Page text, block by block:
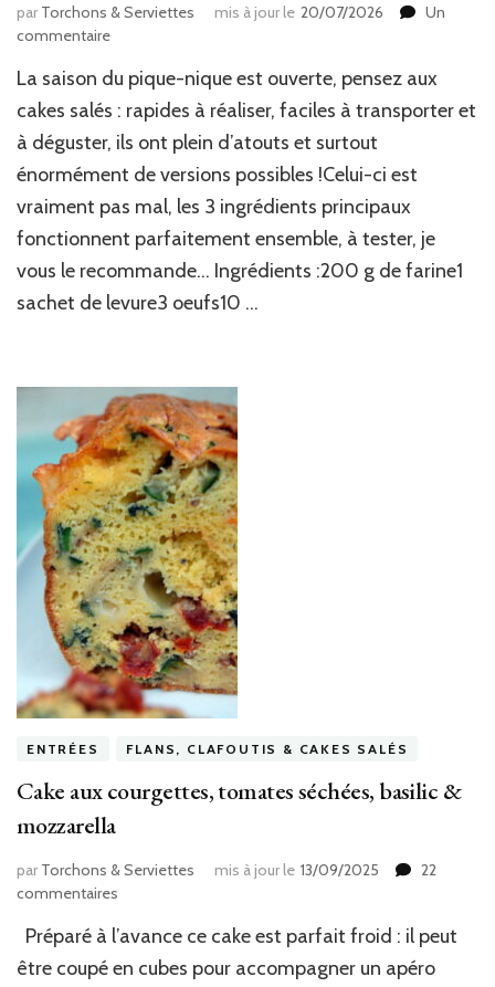
par Torchons & Serviettes mis à jour le 20/07/2026
Un
commentairesur
chèvre,
épinards
lardons
La saison du pique-nique est ouverte, pensez aux
cakes salés : rapides à réaliser, faciles à transporter et
à déguster, ils ont plein d’atouts et surtout
énormément de versions possibles !Celui-ci est
vraiment pas mal, les 3 ingrédients principaux
fonctionnent parfaitement ensemble, à tester, je
vous le recommande… Ingrédients :200 g de farine1
sachet de levure3 oeufs10 …
ENTRÉES FLANS, CLAFOUTIS & CAKES SALÉS
Cake aux courgettes, tomates séchées, basilic &
mozzarella
par Torchons & Serviettes mis à jour le 13/09/2025
22
commentaires
aux
courgettes,
Préparé à l’avance ce cake est parfait froid : il peut
être coupé en cubes pour accompagner un apéro